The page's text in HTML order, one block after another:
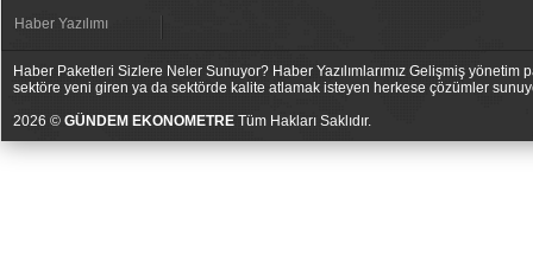
Haber Yazılımı
Haber Paketleri Sizlere Neler Sunuyor? Haber Yazılımlarımız Gelişmiş
sektöre yeni giren ya da sektörde kalite atlamak isteyen herkese çözümler
2026 © GÜNDEM EKONOMETRE Tüm Hakları Saklıdır.